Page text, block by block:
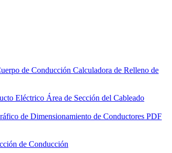
de Conducción Calculadora de Relleno de
Eléctrico Área de Sección del Cableado
de Dimensionamiento de Conductores PDF
de Conducción